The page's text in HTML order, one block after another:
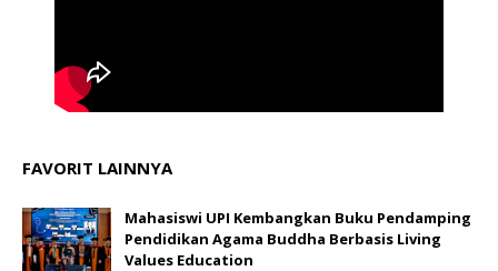
FAVORIT LAINNYA
Mahasiswi UPI Kembangkan Buku Pendamping
Pendidikan Agama Buddha Berbasis Living
Values Education